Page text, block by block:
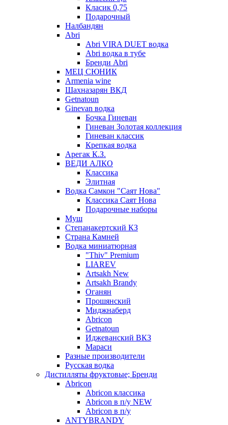
Класик 0,75
Подарочный
Налбандян
Abri
Abri VIRA DUET водка
Abri водка в тубе
Бренди Abri
МЕЦ СЮНИК
Armenia wine
Шахназарян ВКД
Getnatoun
Ginevan водка
Бочка Гиневан
Гиневан Золотая коллекция
Гиневан классик
Крепкая водка
Арегак К.З.
ВЕДИ АЛКО
Классика
Элитная
Водка Самкон "Саят Нова"
Классика Саят Нова
Подарочные наборы
Муш
Степанакертский КЗ
Страна Камней
Водка миниатюрная
"Thiv" Premium
LIAREV
Artsakh New
Artsakh Brandy
Оганян
Прошянский
Миджнаберд
Abricon
Getnatoun
Иджеванский ВКЗ
Мараси
Разные производители
Русская водка
Дистилляты фруктовые; Бренди
Abricon
Abricon классика
Abricon в п/у NEW
Abricon в п/у
ANTYBRANDY